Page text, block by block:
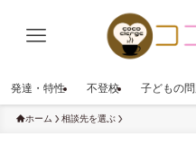
発達・特性 不登校 子どもの
ホーム 相談先を選ぶ